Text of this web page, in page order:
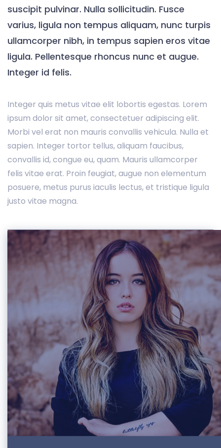
suscipit pulvinar. Nulla sollicitudin. Fusce
varius, ligula non tempus aliquam, nunc turpis
ullamcorper nibh, in tempus sapien eros vitae
ligula. Pellentesque rhoncus nunc et augue.
Integer id felis.
Integer quis metus vitae elit lobortis egestas. Lorem
ipsum dolor sit amet, consectetuer adipiscing elit.
Morbi vel erat non mauris convallis vehicula. Nulla et
sapien. Integer tortor tellus, aliquam faucibus,
convallis id, congue eu, quam. Mauris ullamcorper
felis vitae erat. Proin feugiat, augue non elementum
posuere, metus purus iaculis lectus, et tristique ligula
justo vitae magna.